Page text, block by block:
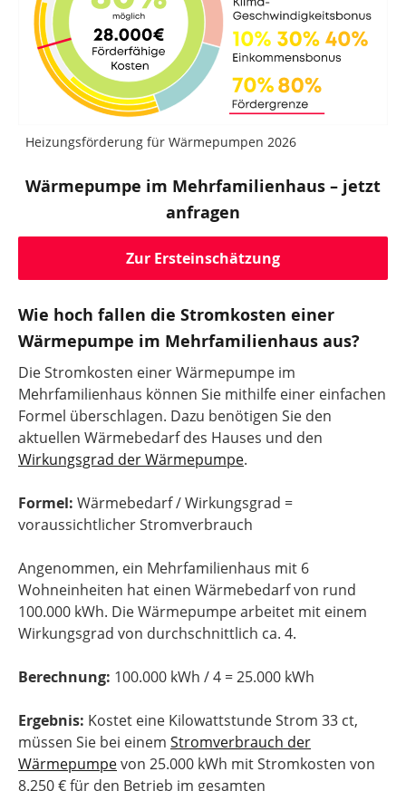
Heizungsförderung für Wärmepumpen 2026
Wärmepumpe im Mehrfamilienhaus – jetzt
anfragen
Zur Ersteinschätzung
Wie hoch fallen die Stromkosten einer
Wärmepumpe im Mehrfamilienhaus aus?
Die Stromkosten einer Wärmepumpe im
Mehrfamilienhaus können Sie mithilfe einer einfachen
Formel überschlagen. Dazu benötigen Sie den
aktuellen Wärmebedarf des Hauses und den
Wirkungsgrad der Wärmepumpe.
Formel: Wärmebedarf / Wirkungsgrad =
voraussichtlicher Stromverbrauch
Angenommen, ein Mehrfamilienhaus mit 6
Wohneinheiten hat einen Wärmebedarf von rund
100.000 kWh. Die Wärmepumpe arbeitet mit einem
Wirkungsgrad von durchschnittlich ca. 4.
Berechnung: 100.000 kWh / 4 = 25.000 kWh
Ergebnis: Kostet eine Kilowattstunde Strom 33 ct,
müssen Sie bei einem Stromverbrauch der
Wärmepumpevon 25.000 kWh mit Stromkosten von
8.250 € für den Betrieb im gesamten